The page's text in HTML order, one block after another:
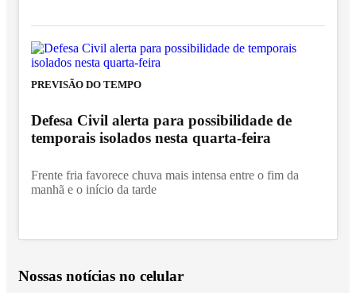
PREVISÃO DO TEMPO
Defesa Civil alerta para possibilidade de
temporais isolados nesta quarta-feira
Frente fria favorece chuva mais intensa entre o fim da
manhã e o início da tarde
Nossas notícias no celular